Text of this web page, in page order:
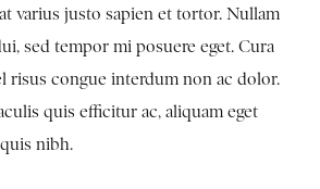
varius justo sapien et tortor. Nullam
sed tempor mi posuere eget. Cura
risus congue interdum non ac dolor.
quis efficitur ac, aliquam eget
nibh.